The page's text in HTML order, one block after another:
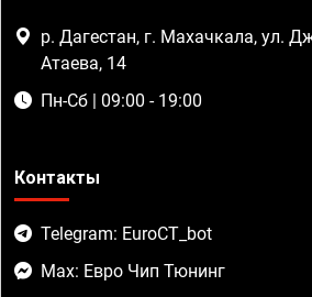
р. Дагестан, г. Махачкала, ул.
Атаева, 14
Пн-Сб | 09:00 - 19:00
Контакты
Telegram: EuroCT_bot
Max: Евро Чип Тюнинг